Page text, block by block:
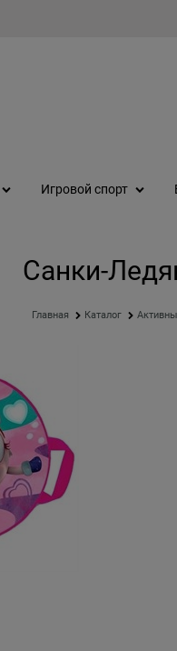
Игровой спорт
Санки-
Главная Каталог